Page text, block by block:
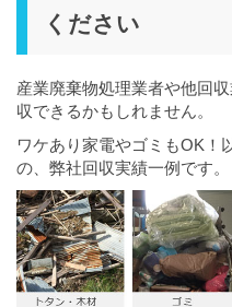
ください
産業廃棄物処理業者や他回
収できるかもしれません。
ワケあり家電やゴミもOK！
の、弊社回収実績一例です。